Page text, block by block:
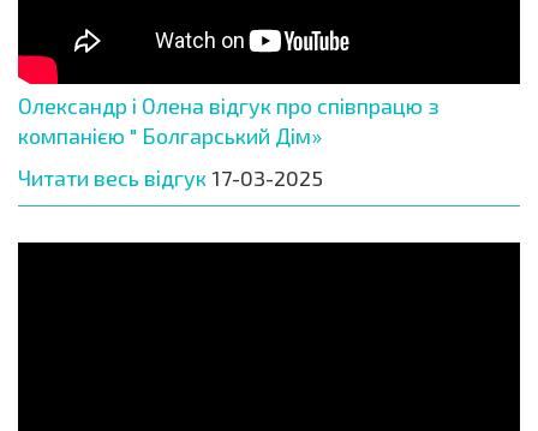
Олександр і Олена відгук про співпрацю з
компанією " Болгарський Дім»
Читати весь відгук 17-03-2025